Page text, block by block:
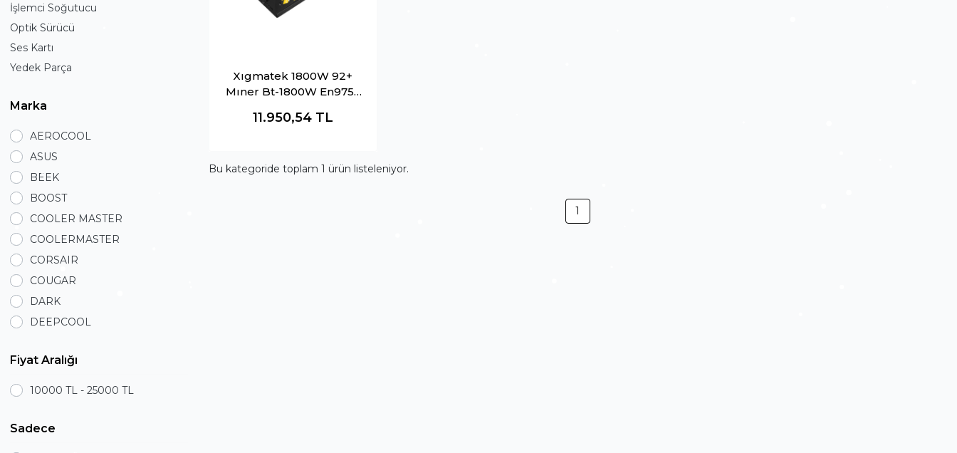
İşlemci Soğutucu
Optik Sürücü
Ses Kartı
Yedek Parça
Marka
AEROCOOL
ASUS
BEEK
BOOST
COOLER MASTER
COOLERMASTER
CORSAIR
COUGAR
DARK
DEEPCOOL
Foem
FRISBY
FSP
Fiyat Aralığı
10000 TL - 25000 TL
Sadece
Xıgmatek 1800W 92+
Mıner Bt-1800W En9757
Supply
11.950,54 TL
Bu kategoride toplam 1 ürün listeleniyor.
1